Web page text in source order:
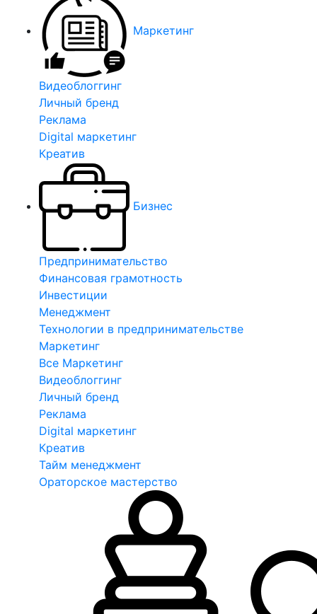
Маркетинг
Видеоблоггинг
Личный бренд
Реклама
Digital маркетинг
Креатив
Бизнес
Предпринимательство
Финансовая грамотность
Инвестиции
Менеджмент
Технологии в предпринимательстве
Маркетинг
Все Маркетинг
Видеоблоггинг
Личный бренд
Реклама
Digital маркетинг
Креатив
Тайм менеджмент
Ораторское мастерство